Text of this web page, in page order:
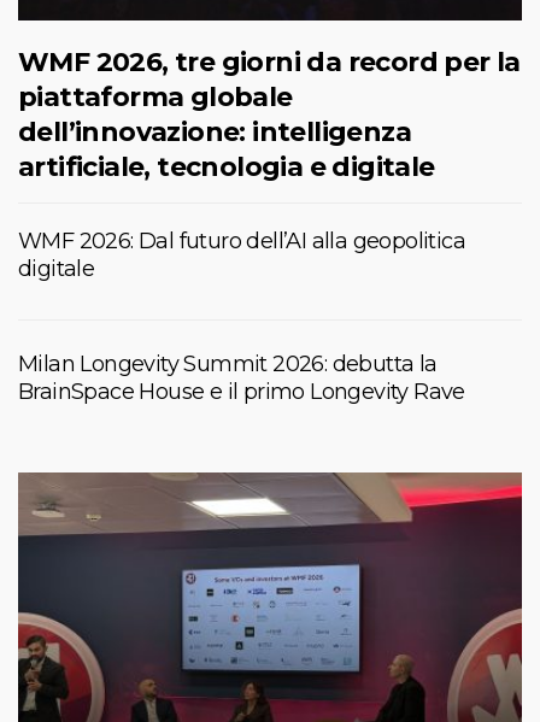
WMF 2026, tre giorni da record per la
piattaforma globale
dell’innovazione: intelligenza
artificiale, tecnologia e digitale
WMF 2026: Dal futuro dell’AI alla geopolitica
digitale
Milan Longevity Summit 2026: debutta la
BrainSpace House e il primo Longevity Rave